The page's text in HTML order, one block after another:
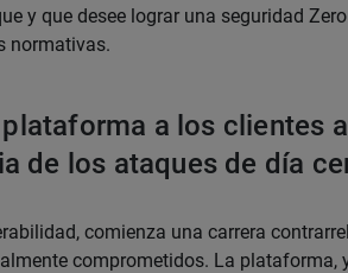
y que desee lograr una seguridad
normativas.
a los clientes
de los ataques de día
comienza una carrera
comprometidos. La plataforma,